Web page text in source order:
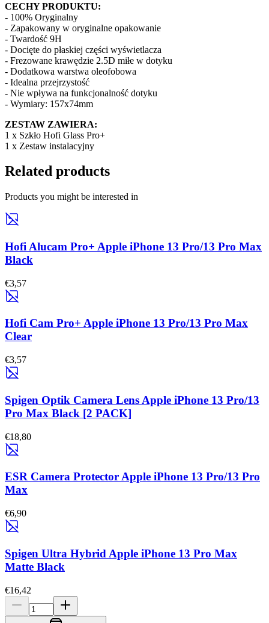
CECHY PRODUKTU:
- 100% Oryginalny
- Zapakowany w oryginalne opakowanie
- Twardość 9H
- Docięte do płaskiej części wyświetlacza
- Frezowane krawędzie 2.5D miłe w dotyku
- Dodatkowa warstwa oleofobowa
- Idealna przejrzystość
- Nie wpływa na funkcjonalność dotyku
- Wymiary: 157x74mm
ZESTAW ZAWIERA:
1 x Szkło Hofi Glass Pro+
1 x Zestaw instalacyjny
Related products
Products you might be interested in
Hofi Alucam Pro+ Apple iPhone 13 Pro/13 Pro Max
Black
€3,57
Hofi Cam Pro+ Apple iPhone 13 Pro/13 Pro Max
Clear
€3,57
Spigen Optik Camera Lens Apple iPhone 13 Pro/13
Pro Max Black [2 PACK]
€18,80
ESR Camera Protector Apple iPhone 13 Pro/13 Pro
Max
€6,90
Spigen Ultra Hybrid Apple iPhone 13 Pro Max
Matte Black
€16,42